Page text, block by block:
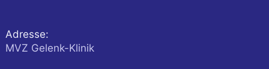
Adresse:
MVZ Gelenk-Klinik